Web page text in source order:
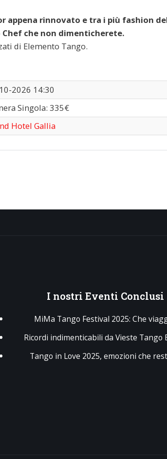
appena rinnovato e tra i più fashion
che non dimenticherete.
di Elemento Tango.
2026 14:30
Singola: 335€
Hotel Gallia
I nostri Eventi Conclusi
MiMa Tango Festival 2025: Che
Ricordi indimenticabili da Vieste Tango
Tango in Love 2025, emozioni che